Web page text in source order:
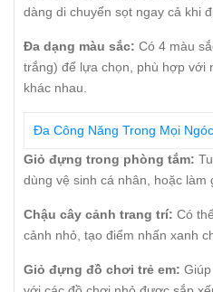
dàng di chuyển sọt ngay cả khi
Đa dạng màu sắc: Có 4 màu
trắng) để lựa chọn, phù hợp với
khác nhau.
Đa Công Năng Trong Mọi
Giỏ đựng trong phòng tắm:
dùng vệ sinh cá nhân, hoặc làm
Chậu cây cảnh trang trí: Có
cảnh nhỏ, tạo điểm nhấn xanh
Giỏ đựng đồ chơi trẻ em: